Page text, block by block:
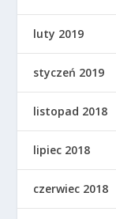
luty 2019
styczeń 2019
listopad 2018
lipiec 2018
czerwiec 2018